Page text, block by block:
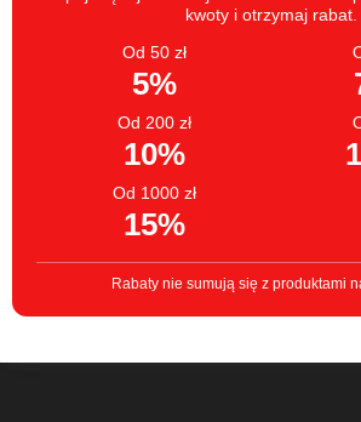
kwoty i otrzymaj rabat.
Od 50 zł
5%
Od 200 zł
10%
Od 1000 zł
15%
Rabaty nie sumują się z produktami